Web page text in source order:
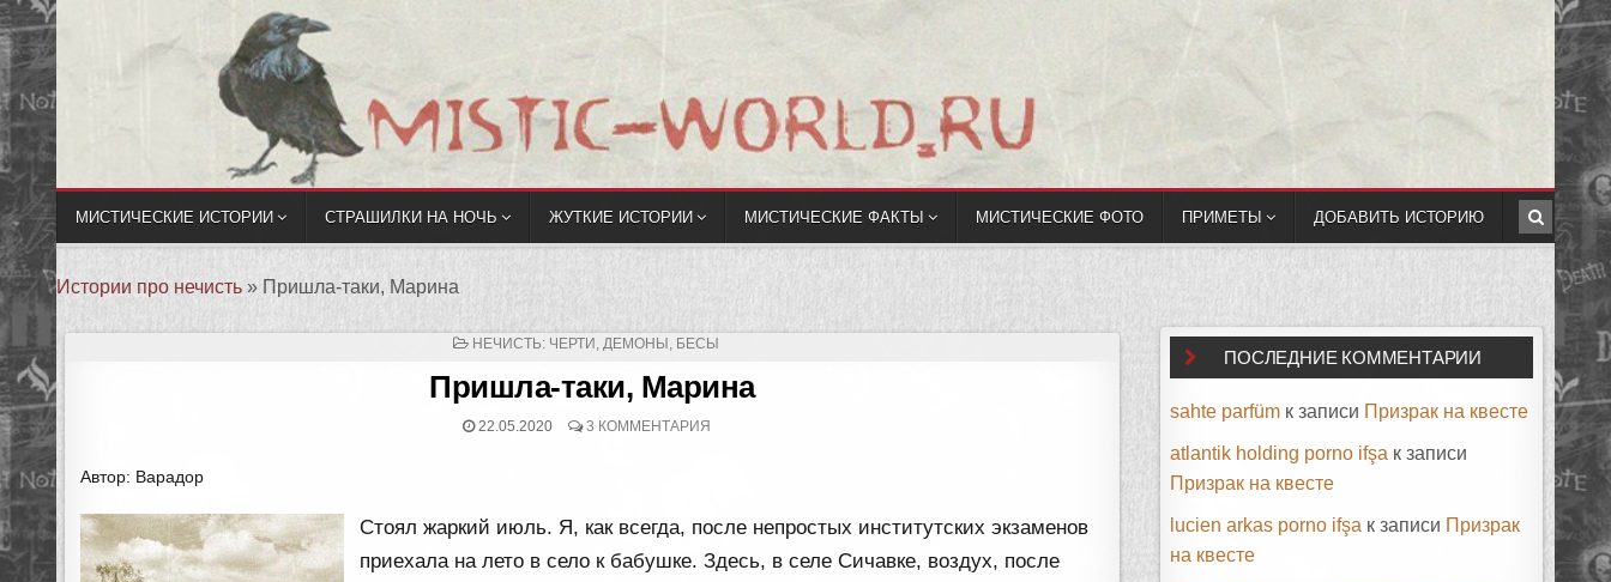
МИСТИЧЕСКИЕ ИСТОРИИ СТРАШИЛКИ НА НОЧЬ ЖУТКИЕ ИСТОРИИ МИСТИЧЕСКИЕ ФАКТЫ МИСТИЧЕСКИЕ ФОТО ПРИМЕТЫ ДОБАВИТЬ ИСТОРИЮ
Истории про нечисть » Пришла-таки, Марина
ОПУБЛИКОВАНО
НЕЧИСТЬ: ЧЕРТИ, ДЕМОНЫ, БЕСЫ
Пришла-таки, Марина
22.05.2020 3 КОММЕНТАРИЯ
Автор: Варадор
Стоял жаркий июль. Я, как всегда, после непростых институтских экзаменов
приехала на лето в село к бабушке. Здесь, в селе Сичавке, воздух, после
ПОСЛЕДНИЕ КОММЕНТАРИИ
sahte parfüm к записи Призрак на квесте
atlantik holding porno ifşa к записи
Призрак на квесте
lucien arkas porno ifşa к записи Призрак
на квесте